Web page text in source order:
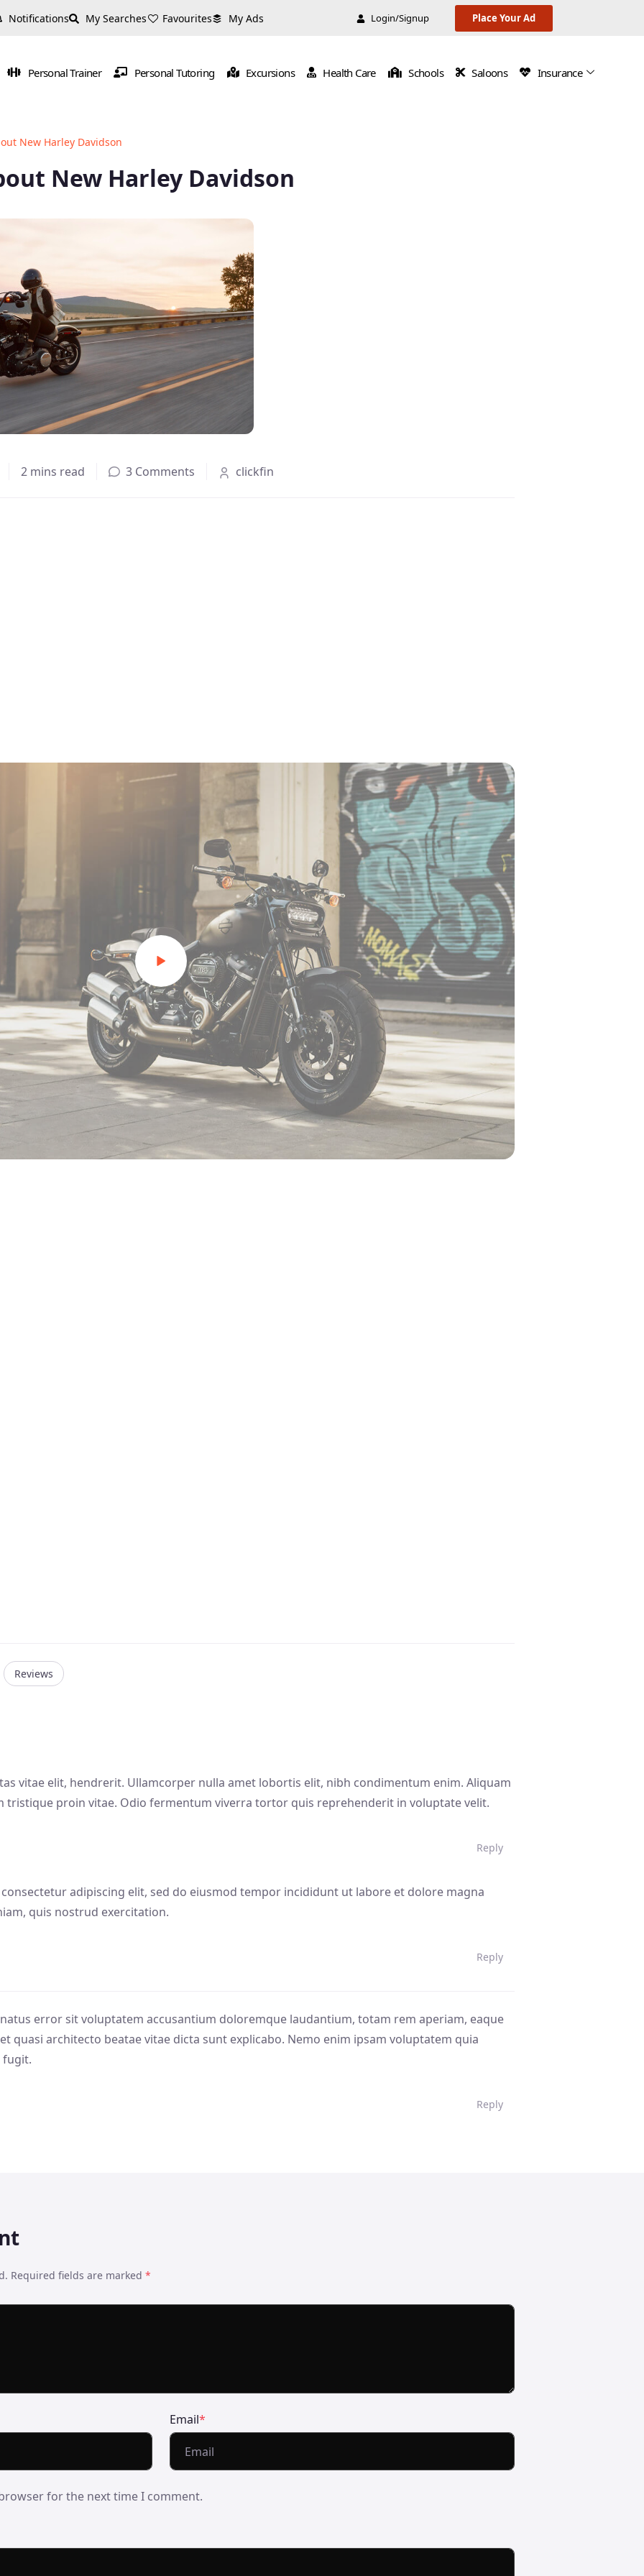
Notifications My Searches Favourites My Ads Login/Signup Place Your Ad
Personal Trainer Personal Tutoring Excursions Health Care Schools Saloons Insurance
New Harley Davidson
New Harley Davidson
2 mins read 3 Comments clickfin
Reviews
vitae elit, hendrerit. Ullamcorper nulla amet lobortis elit, nibh condimentum enim. Aliquam
tristique proin vitae. Odio fermentum viverra tortor quis reprehenderit in voluptate velit.
Reply
adipiscing elit, sed do eiusmod tempor incididunt ut labore et dolore magna
quis nostrud exercitation.
Reply
error sit voluptatem accusantium doloremque laudantium, totam rem aperiam, eaque
quasi architecto beatae vitae dicta sunt explicabo. Nemo enim ipsam voluptatem quia
fugit.
Reply
Required fields are marked *
Email*
for the next time I comment.